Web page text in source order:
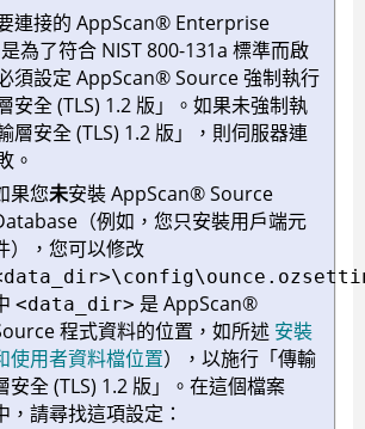
連接的 AppScan® Enterprise
是為了符合 NIST 800-131a 標準而啟
須設定 AppScan®Source強制執行
安全 (TLS) 1.2 版」。如果未強制執
層安全 (TLS) 1.2 版」，則伺服器連
。
果您未安裝AppScan®Source
（例如，您只安裝用戶端元
），您可以修改
<data_dir> 是 AppScan®
程式資料的位置，如所述 安裝
使用者資料檔位置）
，以施行「傳輸
安全 (TLS) 1.2 版」。在這個檔案
，請尋找這項設定：